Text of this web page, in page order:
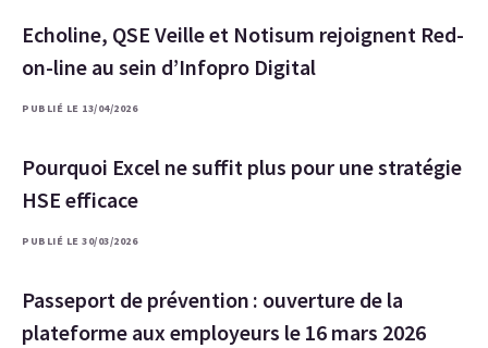
Echoline, QSE Veille et Notisum rejoignent Red-
on-line au sein d’Infopro Digital
PUBLIÉ LE 13/04/2026
Pourquoi Excel ne suffit plus pour une stratégie
HSE efficace
PUBLIÉ LE 30/03/2026
Passeport de prévention : ouverture de la
plateforme aux employeurs le 16 mars 2026